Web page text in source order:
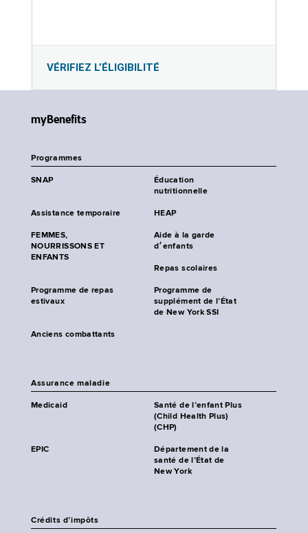
VÉRIFIEZ L’ÉLIGIBILITÉ
myBenefits
Programmes
SNAP
Éducation
nutritionnelle
Assistance temporaire HEAP
FEMMES,
NOURRISSONS ET
ENFANTS
Aide à la garde
d׳enfants
Repas scolaires
Programme de repas
estivaux
Programme de
supplément de l’État
de New York SSI
Anciens combattants
Assurance maladie
Medicaid
Santé de l’enfant Plus
(Child Health Plus)
(CHP)
EPIC
Département de la
santé de l’État de
New York
Crédits d’impôts